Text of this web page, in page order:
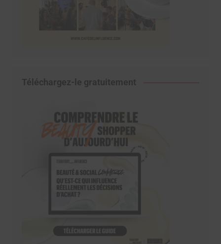
Téléchargez-le gratuitement